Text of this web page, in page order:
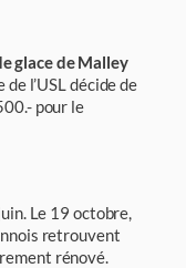
glace de Malley
l’USL décide de
pour le
Le 19 octobre,
retrouvent
rénové.